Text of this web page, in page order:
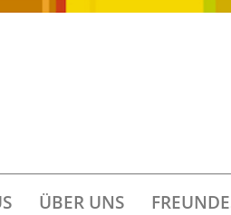
ÜBER UNS